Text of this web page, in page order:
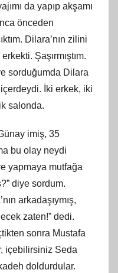
da yapıp akşamı
önceden
Dilara’nın zilini
Şaşırmıştım.
sorduğumda Dilara
İki erkek, iki
salonda.
imiş, 35
bu olay neydi
yapmaya mutfağa
diye sordum.
arkadaşıymış,
zaten!” dedi.
sonra Mustafa
içebilirsiniz Seda
doldurdular.